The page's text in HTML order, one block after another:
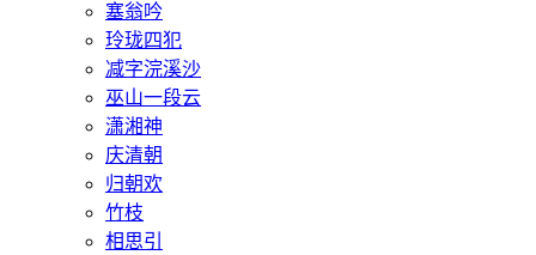
塞翁吟
玲珑四犯
减字浣溪沙
巫山一段云
潇湘神
庆清朝
归朝欢
竹枝
相思引